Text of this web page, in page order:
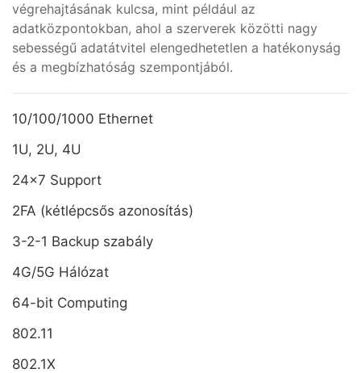
végrehajtásának kulcsa, mint például az
adatközpontokban, ahol a szerverek közötti nagy
sebességű adatátvitel elengedhetetlen a hatékonyság
és a megbízhatóság szempontjából.
10/100/1000 Ethernet
1U, 2U, 4U
24x7 Support
2FA (kétlépcsős azonosítás)
3-2-1 Backup szabály
4G/5G Hálózat
64-bit Computing
802.11
802.1X